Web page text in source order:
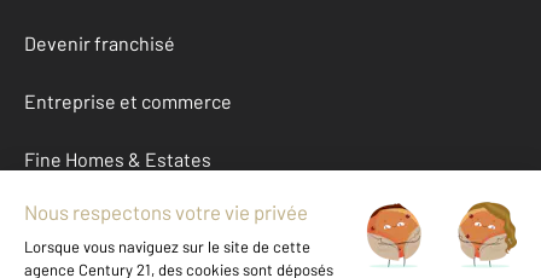
Devenir franchisé
Entreprise et commerce
Fine Homes & Estates
À propos